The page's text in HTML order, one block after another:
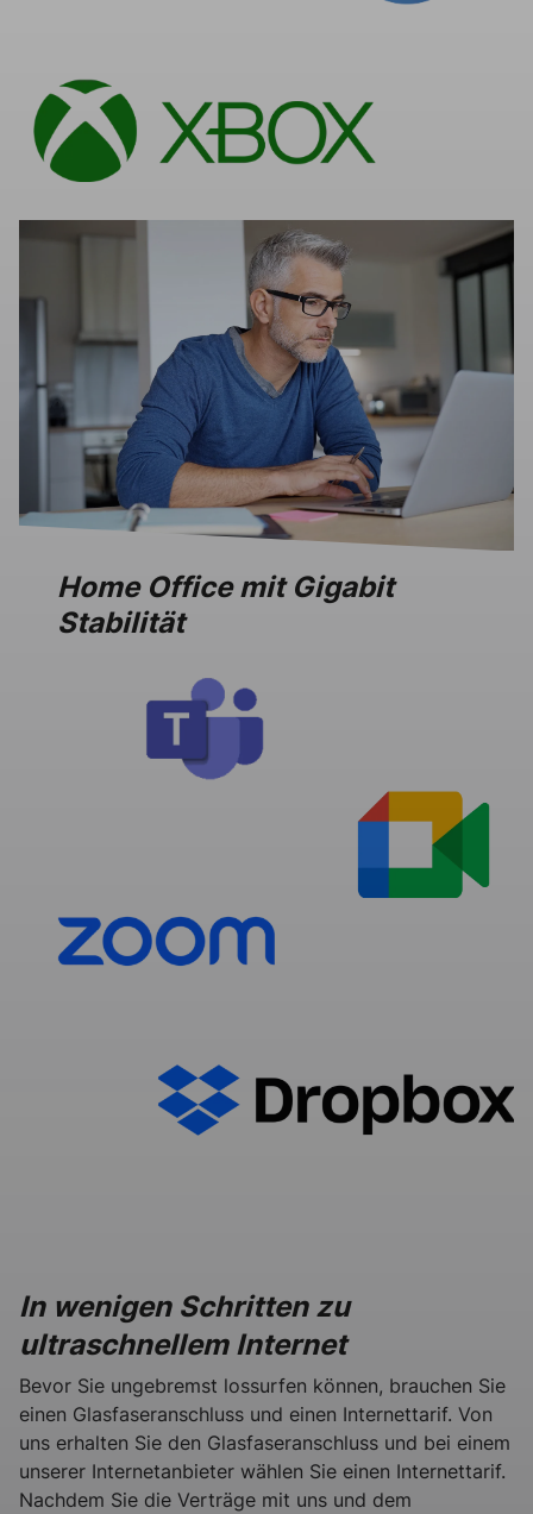
Home Office mit Gigabit
Stabilität
In wenigen Schritten zu
ultraschnellem Internet
Bevor Sie ungebremst lossurfen können, brauchen Sie
einen Glasfaseranschluss und einen Internettarif. Von
uns erhalten Sie den Glasfaseranschluss und bei einem
unserer Internetanbieter wählen Sie einen Internettarif.
Nachdem Sie die Verträge mit uns und dem